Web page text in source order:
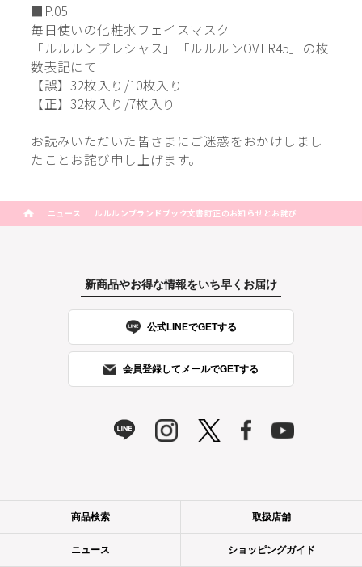
■P.05
毎日使いの化粧水フェイスマスク
「ルルルンプレシャス」「ルルルンOVER45」の枚
数表記にて
【誤】32枚入り/10枚入り
【正】32枚入り/7枚入り
お読みいただいた皆さまにご迷惑をおかけしまし
たことお詫び申し上げます。
ニュース ルルルンブランドブック文書訂正のお知らせとお詫び
新商品やお得な情報をいち早くお届け
公式LINEでGETする
会員登録してメールでGETする
商品検索 取扱店舗
ニュース ショッピングガイド